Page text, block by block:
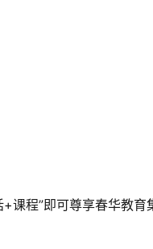
课程”即可尊享春华教育